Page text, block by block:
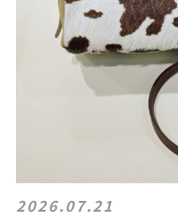
2026.07.21